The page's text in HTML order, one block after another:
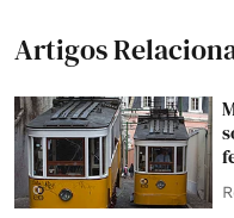
Artigos